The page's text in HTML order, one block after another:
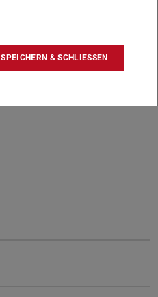
SPEICHERN & SCHLIESSEN